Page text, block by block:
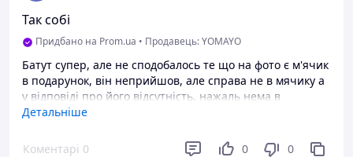
Так собі
Придбано на Prom.ua • Продавець: YOMAYO
Батут супер, але не сподобалось те що на фото є м'ячик
в подарунок, він неприйшов, але справа не в мячику а
у відповіді про його відсутність, нажаль нема в
наявності, чому неповідомляють людей і не знімають
Детальніше
Коментарі 0 0 0